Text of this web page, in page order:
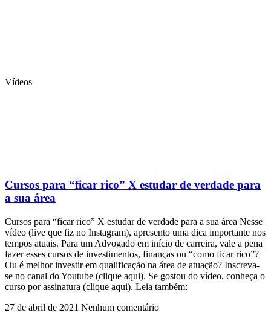
Vídeos
Cursos para “ficar rico” X estudar de verdade para
a sua área
Cursos para “ficar rico” X estudar de verdade para a sua área Nesse
vídeo (live que fiz no Instagram), apresento uma dica importante nos
tempos atuais. Para um Advogado em início de carreira, vale a pena
fazer esses cursos de investimentos, finanças ou “como ficar rico”?
Ou é melhor investir em qualificação na área de atuação? Inscreva-
se no canal do Youtube (clique aqui). Se gostou do vídeo, conheça o
curso por assinatura (clique aqui). Leia também:
27 de abril de 2021 Nenhum comentário